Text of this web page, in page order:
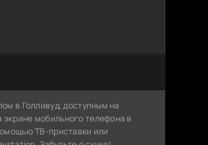
в Голливуд, доступным на
мобильного телефона в
ТВ-приставки или